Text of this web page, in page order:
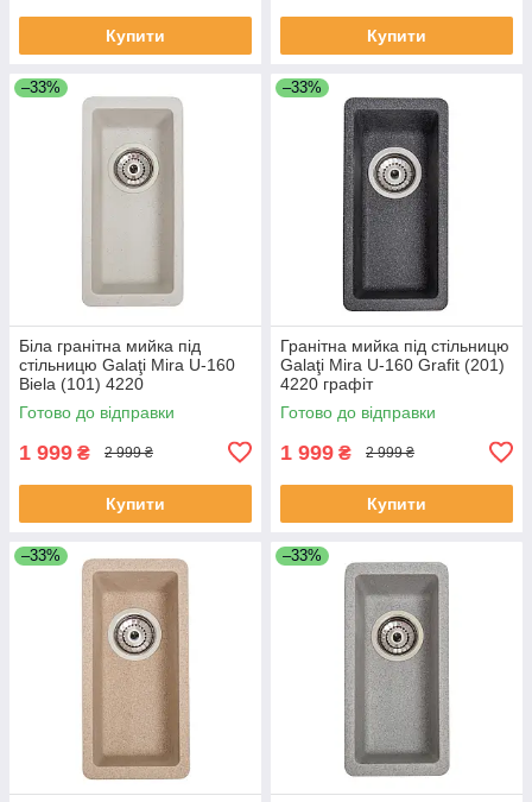
Купити Купити
–33%
Біла гранітна мийка під
стільницю Galaţi Mira U-160
Biela (101) 4220
Готово до відправки
1 999 ₴ 2 999 ₴
Купити
–33%
Гранітна мийка під стільницю
Galaţi Mira U-160 Grafit (201)
4220 графіт
Готово до відправки
1 999 ₴ 2 999 ₴
Купити
–33% –33%